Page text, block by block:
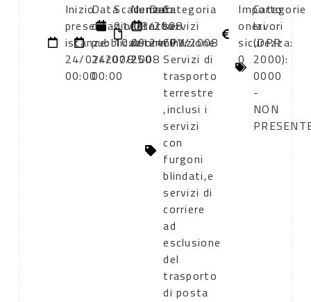
Inizio
presentazione
istanze:
24/07/2008
00:00
Data
di
pubblicazione:
24/07/2008
00:00
Scadenza:
01/08/2008
10:00
Numero
atto:
determinazione
250
Data
atto:
24/07/2008
Categoria
servizi
CPV:
Servizi di
trasporto
terrestre
,inclusi i
servizi
con
furgoni
blindati,e
servizi di
corriere
ad
esclusione
del
trasporto
di posta
Importo
oneri
sicurezza:
0
Categorie
lavori
(DPR
2000):
0000
-
NON